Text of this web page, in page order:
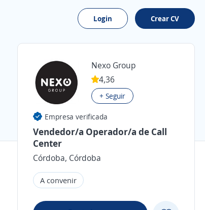
Login Crear CV
Nexo Group
4,36
+ Seguir
Empresa verificada
Vendedor/a Operador/a de Call
Center
Córdoba, Córdoba
A convenir